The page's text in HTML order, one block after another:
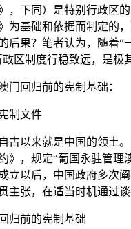
，下同）是特别行政区
为基础和依据而制定的
后果？笔者认为，随着
区制度行稳致远，是极
回归前的宪制基础：
制文件
以来就是中国的领土。
》，规定“葡国永驻管理
立以后，中国政府多次
主张，在适当时机通过
前的宪制基础